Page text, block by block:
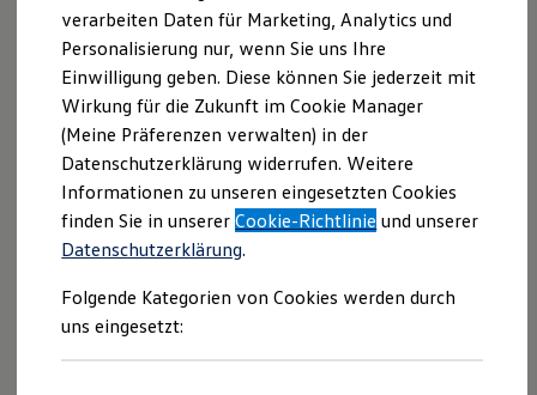
Kombis
Kompaktwagen
Sportwagen
Schnell verfügbare Fahrzeuge
Angebote und Produkte
Aktuelle Angebote
E-Auto-Förderung
Volkswagen Marktplatz
Die ENERGY Sondermodelle
Junge Gebrauchtwagen und Gebrauchtwagen
Volkswagen Zertifizierte Gebrauchtwagen
Elektromobilität bei Gebrauchtwagen
Saisonangebote
Reifenpakete
Leasing
Leasing-Angebote
Impressum &
Rechtliches
Hier finden Sie Informationen über uns
(Auto-Schütz GmbH) als
verantwortlichen Anbieter von Inhalten
und Angeboten, die auf dieser Website
speziell aufgeführt sind.
verarbeiten Daten für Marketing, Analytics und
Personalisierung nur, wenn Sie uns Ihre
Einwilligung geben. Diese können Sie jederzeit mit
Wirkung für die Zukunft im Cookie Manager
(Meine Präferenzen verwalten) in der
Datenschutzerklärung widerrufen. Weitere
Informationen zu unseren eingesetzten Cookies
finden Sie in unsererCookie-Richtlinie und unserer
Datenschutzerklärung.
Folgende Kategorien von Cookies werden durch
uns eingesetzt: